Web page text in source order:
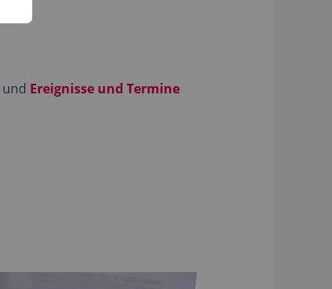
und Ereignisse und Termine